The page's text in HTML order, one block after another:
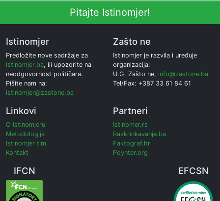
Pitajte Istinomjer!
Istinomjer
Predložite nove sadržaje za
istinomjer.ba, ili upozorite na
neodgovornost političara.
Pišite nam na:
istinomjer@zastone.ba
Zašto ne
Istinomjer je razvila i uređuje
organizacija:
U.G. Zašto ne, info@zastone.ba
Tel/Fax: +387 33 61 84 61
Linkovi
O Istinomjeru
Metodologija
Istinomjer tim
Kontakt
Partneri
Istinomer.rs
Raskrinkavanje.ba
Faktograf.hr
Poynter.org
IFCN EFCSN